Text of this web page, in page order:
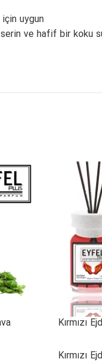
uygun
serin ve hafif bir
Kırmızı
Kırmızı